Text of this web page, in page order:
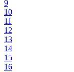
9
10
11
12
13
14
15
16